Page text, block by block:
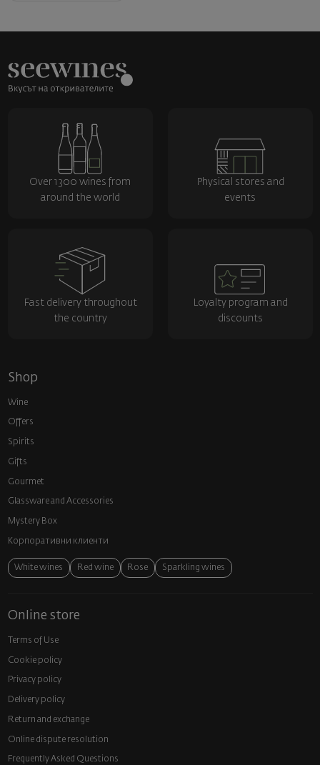
Over 1300 wines from
around the world
Physical stores and
events
Fast delivery throughout
the country
Loyalty program and
discounts
Shop
Wine
Offers
Spirits
Gifts
Gourmet
Glassware and Аccessories
Mystery Box
Корпоративни клиенти
White wines Red wine Rose Sparkling wines
Online store
Terms of Use
Cookie policy
Privacy policy
Delivery policy
Return and exchange
Online dispute resolution
Frequently Asked Questions